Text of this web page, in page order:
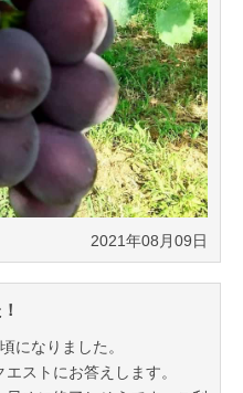
2021年08月09日
になりました。
ストにお答えします。